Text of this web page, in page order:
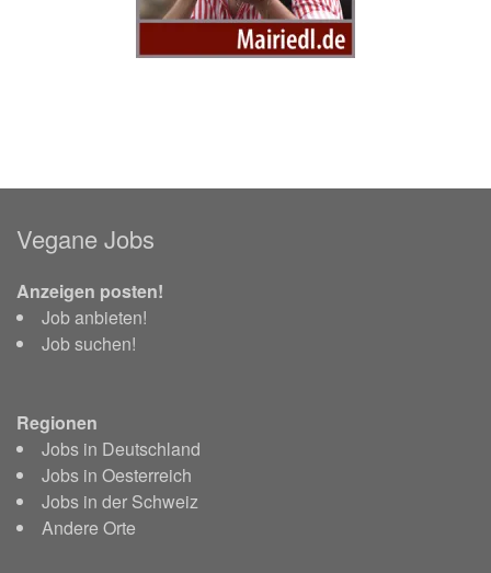
Vegane Jobs
Anzeigen posten!
Job anbieten!
Job suchen!
Regionen
Jobs in Deutschland
Jobs in Oesterreich
Jobs in der Schweiz
Andere Orte